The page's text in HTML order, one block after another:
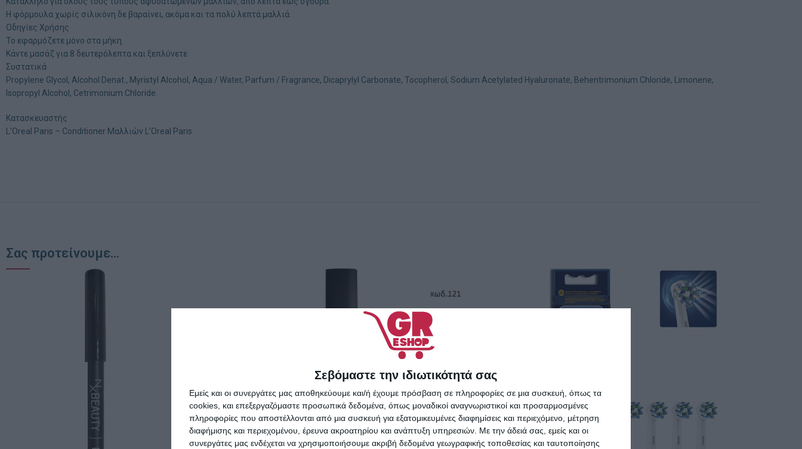
Σεβόμαστε την ιδιωτικότητά σας
Εμείς και οι συνεργάτες μας αποθηκεύουμε και/ή έχουμε πρόσβαση σε πληροφορίες σε μια συσκευή, όπως τα
cookies, και επεξεργαζόμαστε προσωπικά δεδομένα, όπως μοναδικοί αναγνωριστικοί και προσαρμοσμένες
πληροφορίες που αποστέλλονται από μια συσκευή για εξατομικευμένες διαφημίσεις και περιεχόμενο, μέτρηση
διαφήμισης και περιεχομένου, έρευνα ακροατηρίου και ανάπτυξη υπηρεσιών. Με την άδειά σας, εμείς και οι
συνεργάτες μας ενδέχεται να χρησιμοποιήσουμε ακριβή δεδομένα γεωγραφικής τοποθεσίας και ταυτοποίησης
Η φόρμουλα χωρίς σιλικόνη δε βαραίνει, ακόμα και τα πολύ λεπτά μαλλιά.
Οδηγίες Χρήσης
Το εφαρμόζετε μόνο στα μήκη.
Κάντε μασάζ για 8 δευτερόλεπτα και ξεπλύνετε
Συστατικά
Propylene Glycol, Alcohol Denat., Myristyl Alcohol, Aqua / Water, Parfum / Fragrance, Dicaprylyl Carbonate, Tocopherol, Sodium Acetylated Hyaluronate, Behentrimonium Chloride, Limonene,
Isopropyl Alcohol, Cetrimonium Chloride.
Κατασκευαστής
L’Oreal Paris – Conditioner Μαλλιών L’Oreal Paris
Σας προτείνουμε...